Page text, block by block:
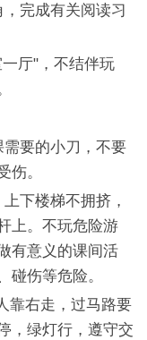
完成有关阅读习
厅"，不结伴玩
要的小刀，不要
伤。
下楼梯不拥挤，
上。不玩危险游
有意义的课间活
碰伤等危险。
靠右走，过马路要
，绿灯行，遵守交